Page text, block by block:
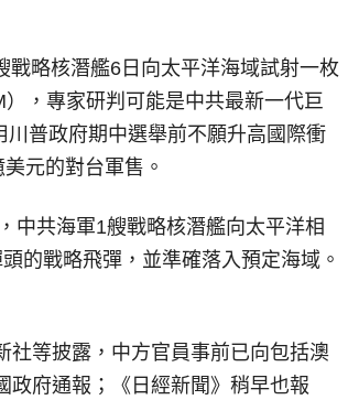
戰略核潛艦6日向太平洋海域試射一枚
，專家研判可能是中共最新一代巨
普政府期中選舉前不願升高國際衝
元的對台軍售。
中共海軍1艘戰略核潛艦向太平洋相
的戰略飛彈，並準確落入預定海域。
社等披露，中方官員事前已向包括澳
政府通報；《日經新聞》稍早也報